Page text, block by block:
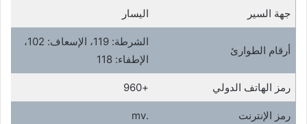
جهة السير اليسار
أرقام الطوارئ
الشرطة: 119، الإسعاف: 102،
الإطفاء: 118
رمز الهاتف الدولي +960
رمز الإنترنت .mv